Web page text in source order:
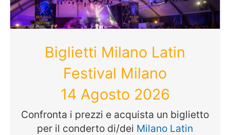
Biglietti Milano Latin
Festival Milano
14 Agosto 2026
Confronta i prezzi e acquista un biglietto
per il conderto di/dei Milano Latin